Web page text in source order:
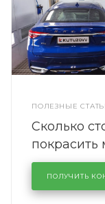
ПОЛЕЗНЫЕ
Сколько
полностью
ПОЛУЧИТЬ